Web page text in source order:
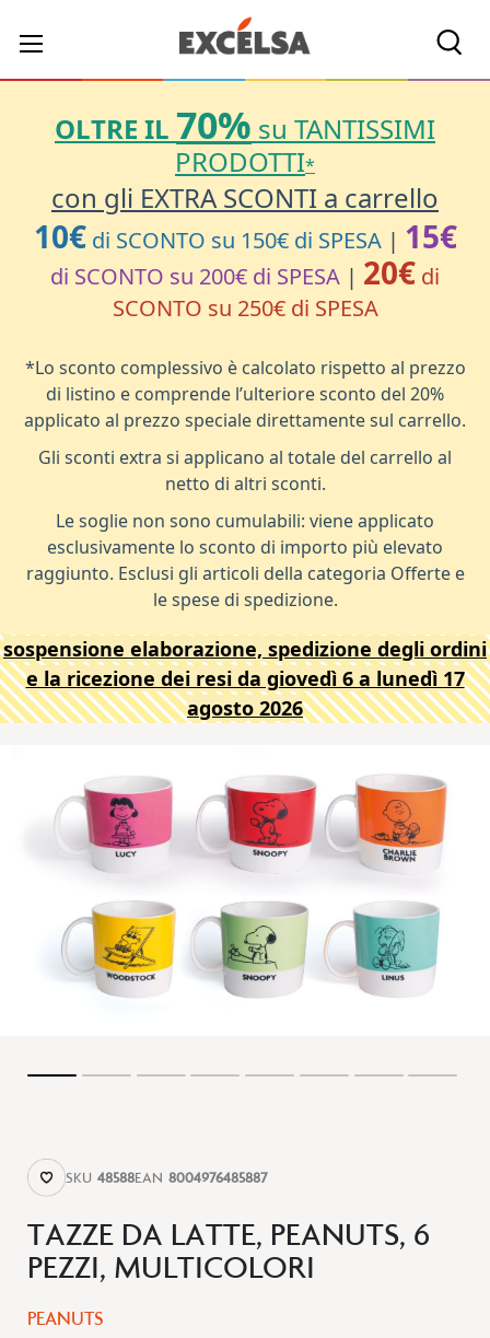
OLTRE IL 70% su TANTISSIMI
PRODOTTI*
con gli EXTRA SCONTI a carrello
10€ di SCONTO su 150€ di SPESA| 15€
di SCONTO su 200€ di SPESA | 20€ di
SCONTO su 250€ di SPESA
*Lo sconto complessivo è calcolato rispetto al prezzo
di listino e comprende l’ulteriore sconto del 20%
applicato al prezzo speciale direttamente sul carrello.
Gli sconti extra si applicano al totale del carrello al
netto di altri sconti.
Le soglie non sono cumulabili: viene applicato
esclusivamente lo sconto di importo più elevato
raggiunto. Esclusi gli articoli della categoria Offerte e
le spese di spedizione.
sospensione elaborazione, spedizione degli ordini
e la ricezione dei resi da giovedì 6 a lunedì 17
agosto 2026
TAZZE DA LATTE, PEANUTS, 6
PEZZI, MULTICOLORI
SKU 48588EAN 8004976485887
PEANUTS